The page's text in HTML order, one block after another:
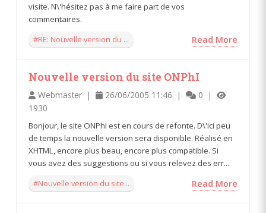
visite. N\'hésitez pas à me faire part de vos
commentaires.
#RE: Nouvelle version du ...
Read More
Nouvelle version du site ONPhI
Webmaster | 26/06/2005 11:46 |
0 |
1930
Bonjour, le site ONPhI est en cours de refonte. D\'ici peu
de temps la nouvelle version sera disponible. Réalisé en
XHTML, encore plus beau, encore plus compatible. Si
vous avez des suggestions ou si vous relevez des err...
#Nouvelle version du site...
Read More